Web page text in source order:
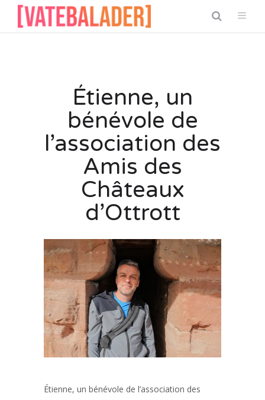
Étienne, un
bénévole de
l’association des
Amis des
Châteaux
d’Ottrott
Étienne, un bénévole de l’association des